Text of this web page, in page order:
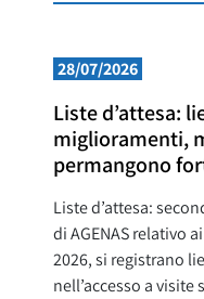
28/07/2026
Liste d’attesa:
miglioramenti,
permangono
Liste d’attesa:
di AGENAS relativo
2026, si registrano
nell’accesso a